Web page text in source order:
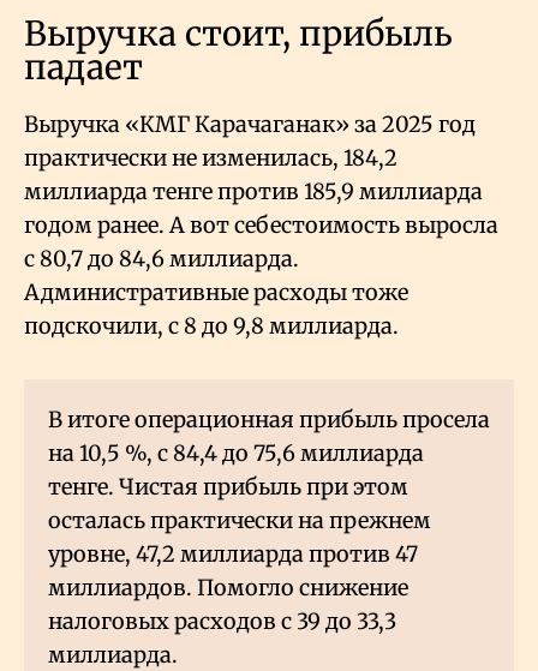
Выручка стоит, прибыль
падает
Выручка «КМГ Карачаганак» за 2025 год
практически не изменилась, 184,2
миллиарда тенге против 185,9 миллиарда
годом ранее. А вот себестоимость выросла
с 80,7 до 84,6 миллиарда.
Административные расходы тоже
подскочили, с 8 до 9,8 миллиарда.
В итоге операционная прибыль просела
на 10,5 %, с 84,4 до 75,6 миллиарда
тенге. Чистая прибыль при этом
осталась практически на прежнем
уровне, 47,2 миллиарда против 47
миллиардов. Помогло снижение
налоговых расходов с 39 до 33,3
миллиарда.